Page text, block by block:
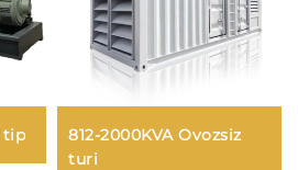
tip
812-2000KVA Ovozsiz
turi